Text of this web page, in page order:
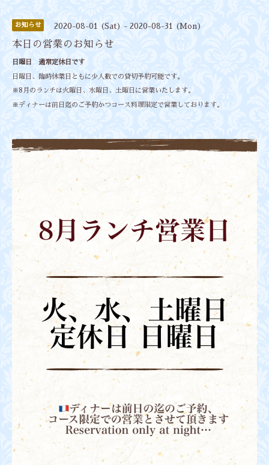
お知らせ 2020-08-01 (Sat) - 2020-08-31 (Mon)
本日の営業のお知らせ
日曜日 通常定休日です
日曜日、臨時休業日ともに少人数での貸切予約可能です。
※8月のランチは火曜日、水曜日、土曜日に営業いたします。
※ディナーは前日迄のご予約かつコース料理限定で営業しております。